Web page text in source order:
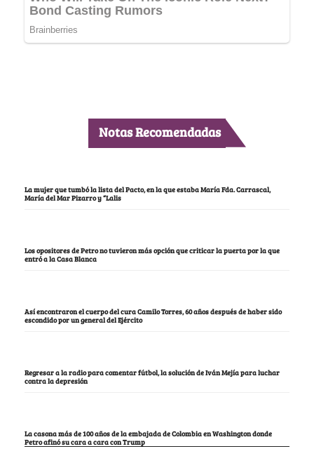
Notas Recomendadas
La mujer que tumbó la lista del Pacto, en la que estaba María Fda. Carrascal,
María del Mar Pizarro y “Lalis
Los opositores de Petro no tuvieron más opción que criticar la puerta por la que
entró a la Casa Blanca
Así encontraron el cuerpo del cura Camilo Torres, 60 años después de haber sido
escondido por un general del Ejército
Regresar a la radio para comentar fútbol, la solución de Iván Mejía para luchar
contra la depresión
La casona más de 100 años de la embajada de Colombia en Washington donde
Petro afinó su cara a cara con Trump